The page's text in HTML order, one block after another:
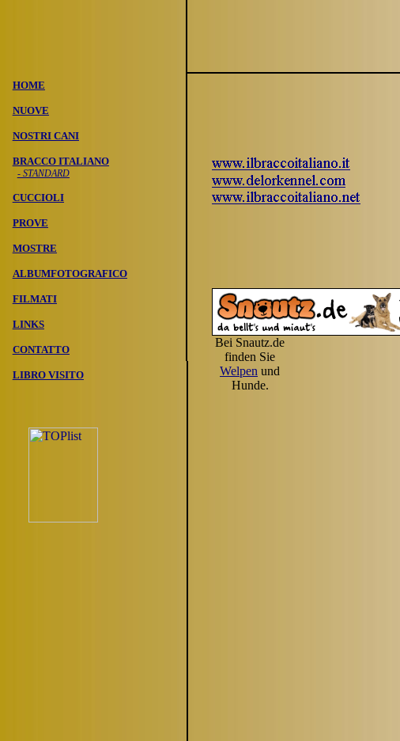
HOME
NUOVE
NOSTRI CANI
BRACCO ITALIANO
- STANDARD
CUCCIOLI
PROVE
MOSTRE
ALBUMFOTOGRAFICO
FILMATI
LINKS
CONTATTO
LIBRO VISITO
Bei Snautz.de
finden Sie
Welpen und
Hunde.